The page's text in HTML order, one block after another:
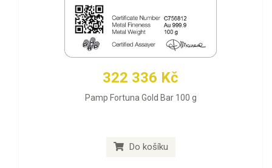
322 336 Kč
Pamp Fortuna Gold Bar 100 g
Do košíku